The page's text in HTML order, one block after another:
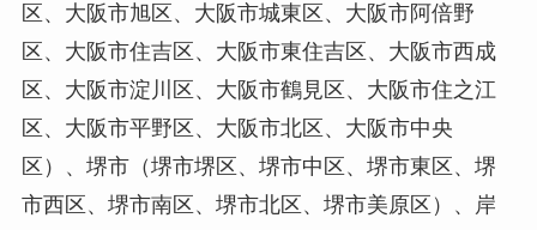
区、大阪市旭区、大阪市城東区、大阪市阿倍野
区、大阪市住吉区、大阪市東住吉区、大阪市西成
区、大阪市淀川区、大阪市鶴見区、大阪市住之江
区、大阪市平野区、大阪市北区、大阪市中央
区）、堺市（堺市堺区、堺市中区、堺市東区、堺
市西区、堺市南区、堺市北区、堺市美原区）、岸